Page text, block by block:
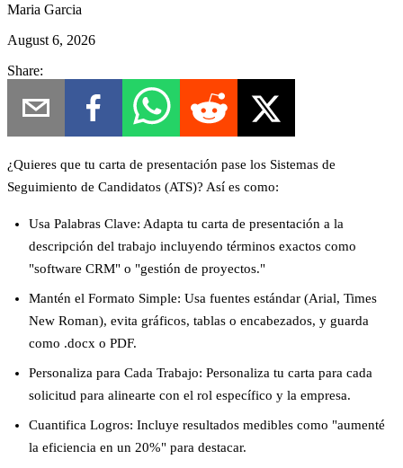
Maria Garcia
August 6, 2026
Share:
¿Quieres que tu carta de presentación pase los Sistemas de
Seguimiento de Candidatos (ATS)? Así es como:
Usa Palabras Clave: Adapta tu carta de presentación a la
descripción del trabajo incluyendo términos exactos como
"software CRM" o "gestión de proyectos."
Mantén el Formato Simple: Usa fuentes estándar (Arial, Times
New Roman), evita gráficos, tablas o encabezados, y guarda
como .docx o PDF.
Personaliza para Cada Trabajo: Personaliza tu carta para cada
solicitud para alinearte con el rol específico y la empresa.
Cuantifica Logros: Incluye resultados medibles como "aumenté
la eficiencia en un 20%" para destacar.